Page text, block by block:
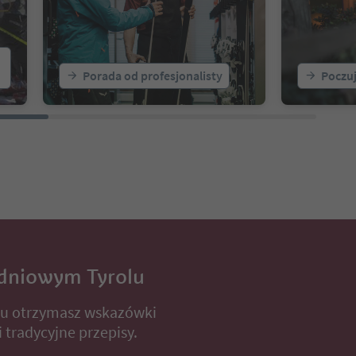
Porada od profesjonalisty
Tyrolu
otrzymasz wskazówki
przepisy.